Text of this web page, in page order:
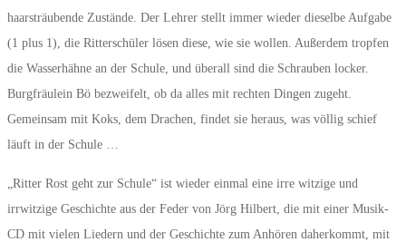
haarsträubende Zustände. Der Lehrer stellt immer wieder dieselbe Aufgabe
(1 plus 1), die Ritterschüler lösen diese, wie sie wollen. Außerdem tropfen
die Wasserhähne an der Schule, und überall sind die Schrauben locker.
Burgfräulein Bö bezweifelt, ob da alles mit rechten Dingen zugeht.
Gemeinsam mit Koks, dem Drachen, findet sie heraus, was völlig schief
läuft in der Schule …
„Ritter Rost geht zur Schule“ ist wieder einmal eine irre witzige und
irrwitzige Geschichte aus der Feder von Jörg Hilbert, die mit einer Musik-
CD mit vielen Liedern und der Geschichte zum Anhören daherkommt, mit